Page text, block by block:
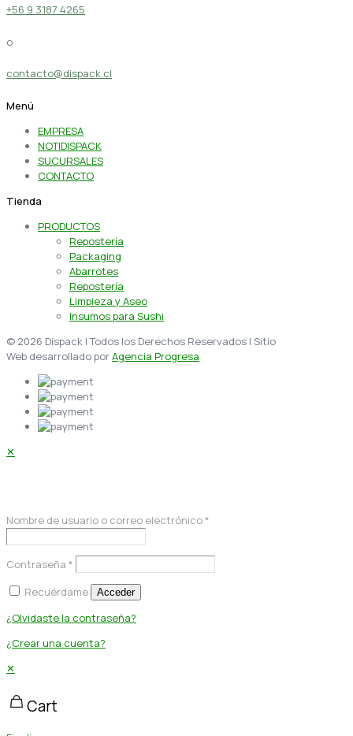
+56 9 3187 4265
o
contacto@dispack.cl
Menú
EMPRESA
NOTIDISPACK
SUCURSALES
CONTACTO
Tienda
PRODUCTOS
Repostería
Packaging
Abarrotes
Repostería
Limpieza y Aseo
Insumos para Sushi
© 2026 Dispack | Todos los Derechos Reservados | Sitio
Web desarrollado porAgencia Progresa
✕
Nombre de usuario o correo electrónico*
Contraseña *
Recuérdame
Acceder
¿Olvidaste la contraseña?
¿Crear una cuenta?
✕
Cart